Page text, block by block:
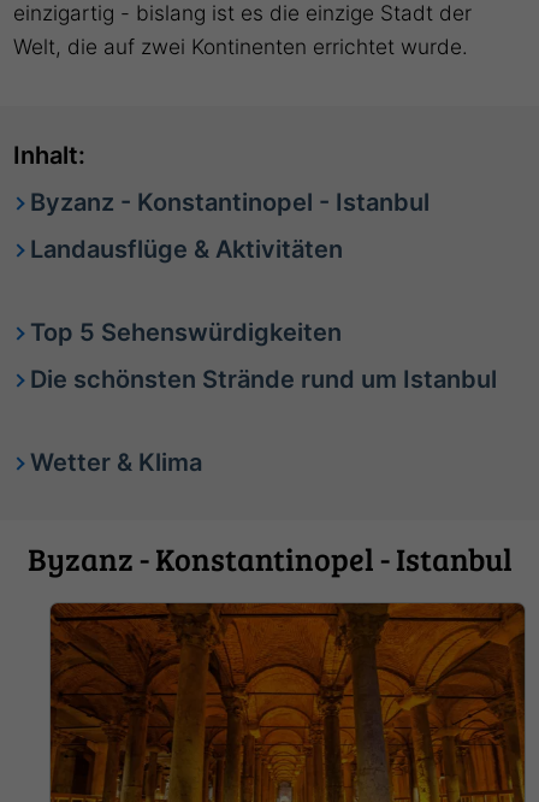
einzigartig - bislang ist es die einzige Stadt der
Welt, die auf zwei Kontinenten errichtet wurde.
Inhalt:
Byzanz - Konstantinopel - Istanbul
Landausflüge & Aktivitäten
Top 5 Sehenswürdigkeiten
Die schönsten Strände rund um Istanbul
Wetter & Klima
Byzanz - Konstantinopel - Istanbul